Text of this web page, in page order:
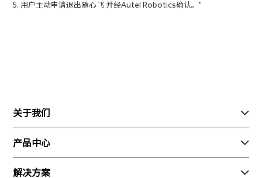
5. 用户主动申请退出随心飞 并经Autel Robotics确认。"
关于我们 
关于我们
联系我们
产品中心 
行业产品
解决方案 